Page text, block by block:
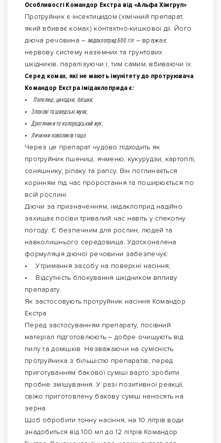
Особливості Командор Екстра від «Альфа Хімгруп»
Протруйник є інсектицидом (хімічний препарат,
який вбиває комах) контактно-кишкової дії. Його
діюча речовина – імідаклоприд 600 г/л – вражає
нервову систему наземних та грунтових
шкідників, паралізуючи і, тим самим, вбиваючи їх.
Серед комах, які не мають імунітету до протруювача
Командор Екстра імідаклоприда є:
•
Попелиці, цикадки, блішки;
• Злакові та шведські мухи;
• Дротяники та колорадський жук;
• Личинки коваликів тощо.
Через це препарат чудово підходить як
протруйник пшениці, ячменю, кукурудзи, картоплі,
соняшнику, ріпаку та рапсу. Він поглинається
корінням під час проростання та поширюється по
всій рослині.
Діючи за призначенням, імідаклоприд надійно
захищає посіви тривалий час навіть у спекотну
погоду. Є безпечним для рослин, людей та
навколишнього середовища. Удосконалена
формуляція діючої речовини забезпечує:
• Утримання засобу на поверхні насіння;
• Відсутність блокування шкідником впливу
препарату.
Як застосовують протруйник насіння Командор
Екстра
Перед застосуванням препарату, посівний
матеріал підготовлюють – добре очищують від
пилу та домішків. Незважаючи на сумісність
протруйника з більшістю препаратів, перед
приготуванням бакової суміші варто зробити
пробне змішування. У разі позитивної реакції,
свіжо приготовлену бакову суміш наносять на
зерна.
Щоб обробити тонну насіння, на 10 літрів води
знадобиться від 100 мл до 12 літрів Командор